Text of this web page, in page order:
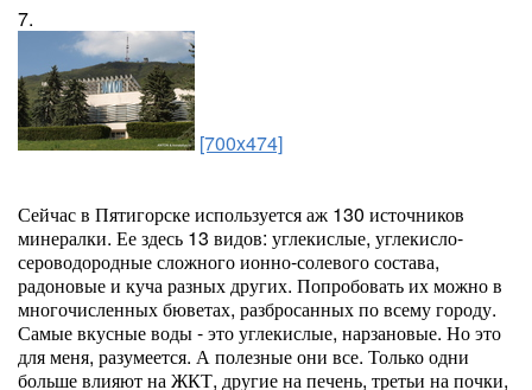
7.
[700x474]
Сейчас в Пятигорске используется аж 130 источников
минералки. Ее здесь 13 видов: углекислые, углекисло-
сероводородные сложного ионно-солевого состава,
радоновые и куча разных других. Попробовать их можно в
многочисленных бюветах, разбросанных по всему городу.
Самые вкусные воды - это углекислые, нарзановые. Но это
для меня, разумеется. А полезные они все. Только одни
больше влияют на ЖКТ, другие на печень, третьи на почки,